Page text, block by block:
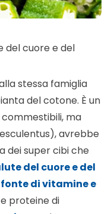
del cuore e del
stessa famiglia
del cotone. È un
ma
avrebbe
dei super cibi che
del cuore e del
di vitamine e
proteine di